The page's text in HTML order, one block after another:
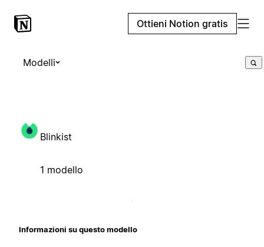
Ottieni Notion gratis
Modelli
Blinkist
1 modello
Informazioni su questo modello